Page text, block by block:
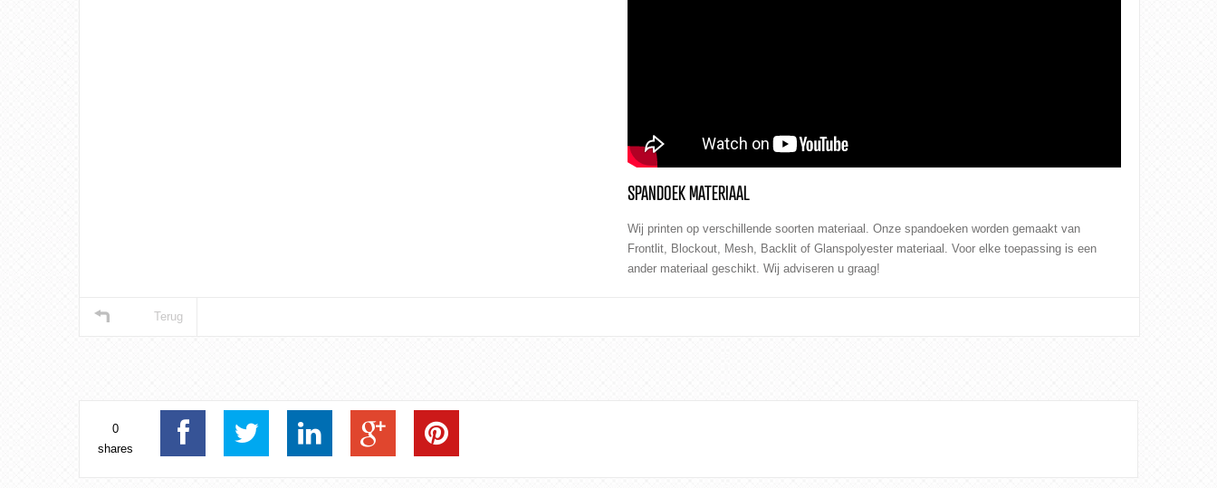
SPANDOEK MATERIAAL
Wij printen op verschillende soorten materiaal. Onze spandoeken worden gemaakt van
Frontlit, Blockout, Mesh, Backlit ofGlanspolyester materiaal. Voor elke toepassing is een
ander materiaal geschikt. Wij adviseren u graag!
Terug
0
shares